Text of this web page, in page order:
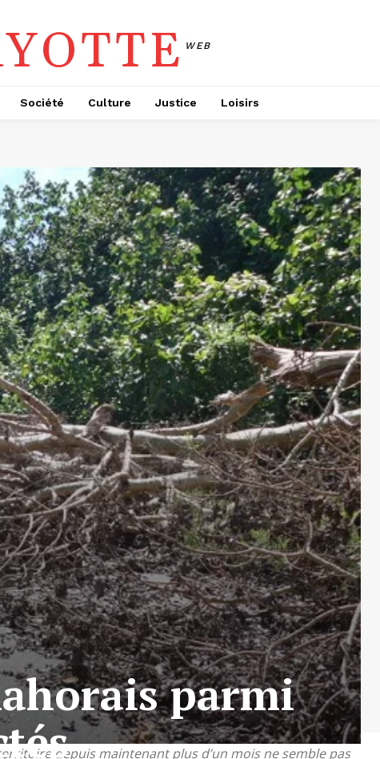
WEB
Société Culture Justice Loisirs
depuis maintenant plus d’un mois ne semble pas
parmi